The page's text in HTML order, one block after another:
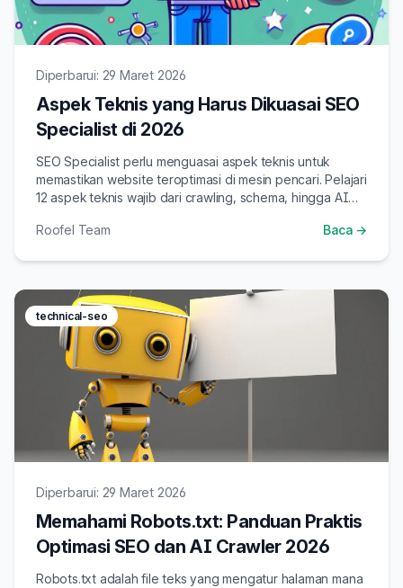
Diperbarui: 29 Maret 2026
Aspek Teknis yang Harus Dikuasai SEO
Specialist di 2026
SEO Specialist perlu menguasai aspek teknis untuk
memastikan website teroptimasi di mesin pencari. Pelajari
12 aspek teknis wajib dari crawling, schema, hingga AI
Roofel Team
Baca →
technical-seo
Diperbarui: 29 Maret 2026
Memahami Robots.txt: Panduan Praktis
Optimasi SEO dan AI Crawler 2026
Robots.txt adalah file teks yang mengatur halaman mana